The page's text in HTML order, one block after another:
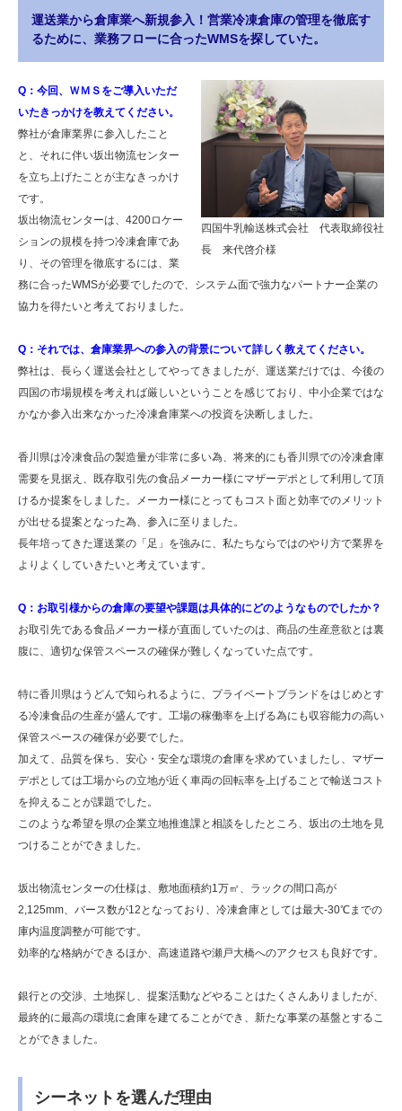
運送業から倉庫業へ新規参入！営業冷凍倉庫の管理を徹底す
るために、業務フローに合ったWMSを探していた。
四国牛乳輸送株式会社 代表取締役社
長 来代啓介様
Q：今回、ＷＭＳをご導入いただ
いたきっかけを教えてください。
弊社が倉庫業界に参入したこと
と、それに伴い坂出物流センター
を立ち上げたことが主なきっかけ
です。
坂出物流センターは、4200ロケー
ションの規模を持つ冷凍倉庫であ
り、その管理を徹底するには、業
務に合ったWMSが必要でしたので、システム面で強力なパートナー企業の
協力を得たいと考えておりました。
Q：それでは、倉庫業界への参入の背景について詳しく教えてください。
弊社は、長らく運送会社としてやってきましたが、運送業だけでは、今後の
四国の市場規模を考えれば厳しいということを感じており、中小企業ではな
かなか参入出来なかった冷凍倉庫業への投資を決断しました。
香川県は冷凍食品の製造量が非常に多い為、将来的にも香川県での冷凍倉庫
需要を見据え、既存取引先の食品メーカー様にマザーデポとして利用して頂
けるか提案をしました。メーカー様にとってもコスト面と効率でのメリット
が出せる提案となった為、参入に至りました。
長年培ってきた運送業の「足」を強みに、私たちならではのやり方で業界を
よりよくしていきたいと考えています。
Q：お取引様からの倉庫の要望や課題は具体的にどのようなものでしたか？
お取引先である食品メーカー様が直面していたのは、商品の生産意欲とは裏
腹に、適切な保管スペースの確保が難しくなっていた点です。
特に香川県はうどんで知られるように、プライベートブランドをはじめとす
る冷凍食品の生産が盛んです。工場の稼働率を上げる為にも収容能力の高い
保管スペースの確保が必要でした。
加えて、品質を保ち、安心・安全な環境の倉庫を求めていましたし、マザー
デポとしては工場からの立地が近く車両の回転率を上げることで輸送コスト
を抑えることが課題でした。
このような希望を県の企業立地推進課と相談をしたところ、坂出の土地を見
つけることができました。
坂出物流センターの仕様は、敷地面積約1万㎡、ラックの間口高が
2,125mm、バース数が12となっており、冷凍倉庫としては最大-30℃までの
庫内温度調整が可能です。
効率的な格納ができるほか、高速道路や瀬戸大橋へのアクセスも良好です。
銀行との交渉、土地探し、提案活動などやることはたくさんありましたが、
最終的に最高の環境に倉庫を建てることができ、新たな事業の基盤とするこ
とができました。
シーネットを選んだ理由